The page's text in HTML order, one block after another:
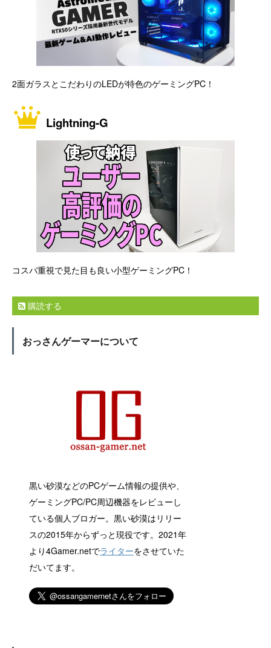
2面ガラスとこだわりのLEDが特色のゲーミングPC！
Lightning-G
コスパ重視で見た目も良い小型ゲーミングPC！
購読する
おっさんゲーマーについて
黒い砂漠などのPCゲーム情報の提供や、
ゲーミングPC/PC周辺機器をレビューし
ている個人ブロガー。黒い砂漠はリリー
スの2015年からずっと現役です。2021年
より4Gamer.netでライターをさせていた
だいてます。